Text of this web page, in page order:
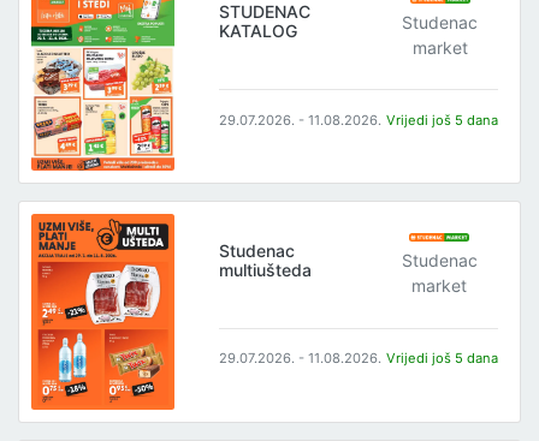
STUDENAC
KATALOG
Studenac
market
29.07.2026. - 11.08.2026. Vrijedi još 5 dana
Studenac
multiušteda
Studenac
market
29.07.2026. - 11.08.2026. Vrijedi još 5 dana